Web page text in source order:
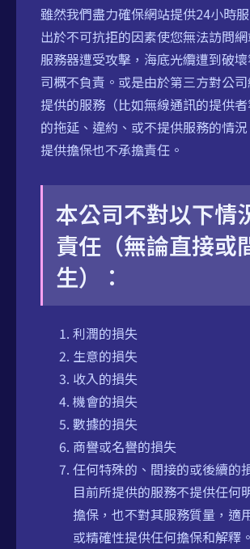
雖然我們盡力確保網站提供24小時
出於不可抗拒的因素使您無法訪問網
服務器遭受攻擊，海底光纜遭到破
司概不負責。或是由於第三方對公
提供的服務（比如無線通訊的提供
的拖延、違約、或不提供服務的情
提供擔保也不承擔責任。
本公司不對以下情
責任（無論直接或
生）：
利潤的損失
生意的損失
收入的損失
機會的損失
數據的損失
商譽或名譽的損失
任何特殊的、間接的或後續的
目前所提供的服務不提供任何
擔保，也不對其服務質量，適
或精確性提供任何擔保和解釋。